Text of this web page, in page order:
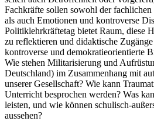
Fachkräfte sollen sowohl der
als auch Emotionen und kontroverse
Politiklehrkräftetag bietet Raum, diese
zu reflektieren und didaktische
kontroverse und demokratieorientierte
Wie stehen Militarisierung und
Deutschland) im Zusammenhang mit
unserer Gesellschaft? Wie kann
Unterricht besprochen werden? Was
leisten, und wie können schulisch-
aussehen?